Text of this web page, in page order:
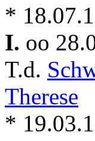
*
I. oo
T.d.
Therese
*